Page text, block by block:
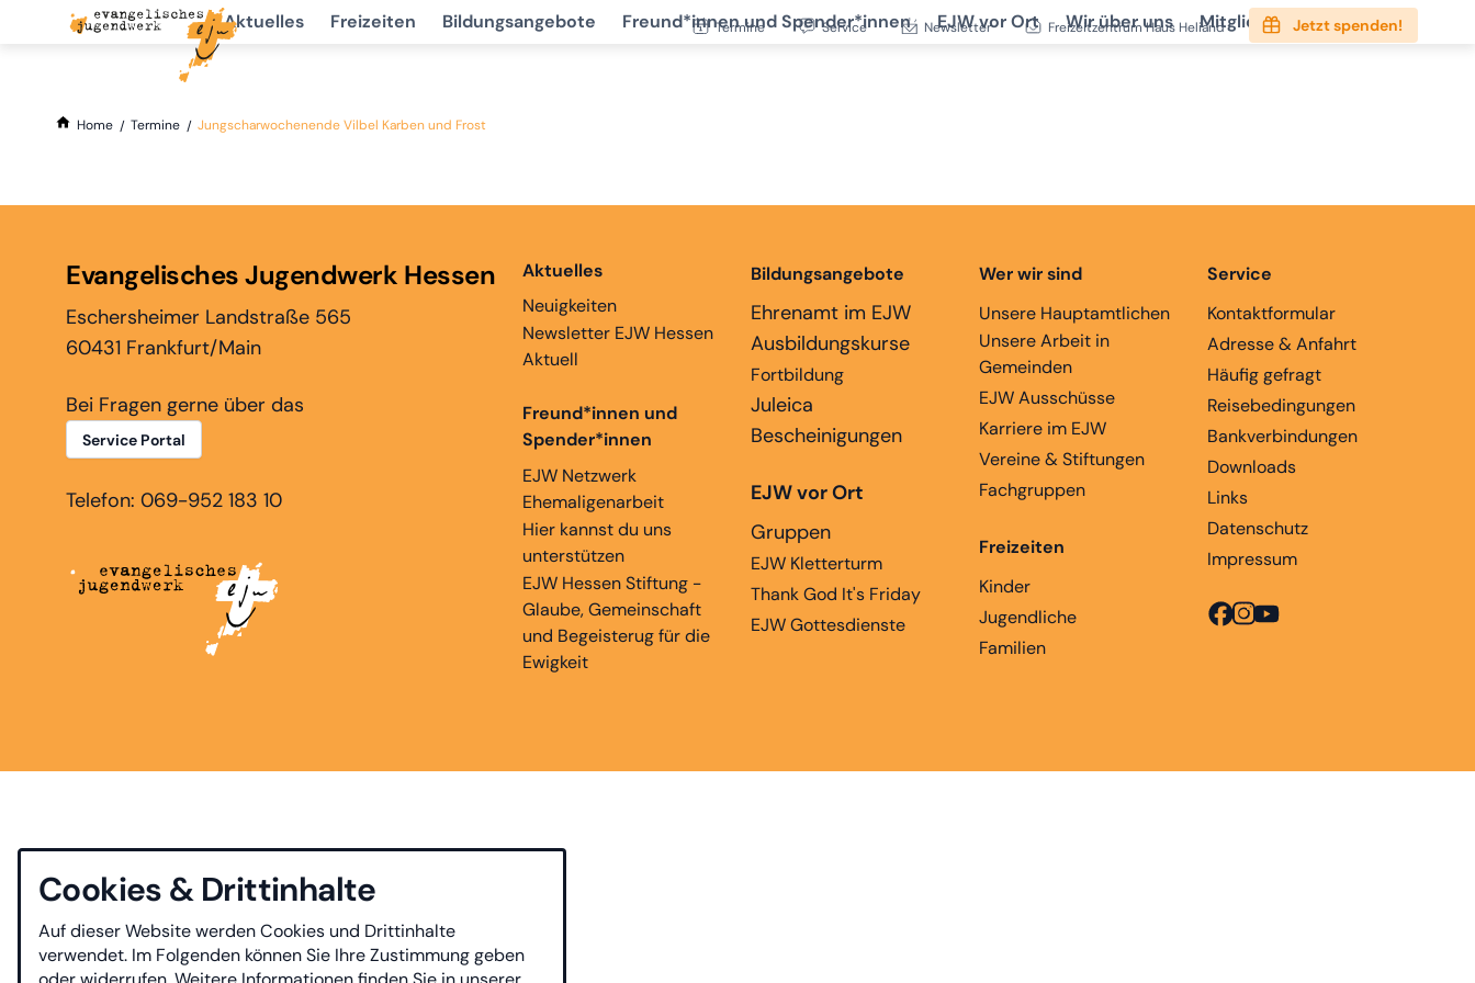
Termine Service Newsletter Freizeitzentrum Haus Heliand Jetzt spenden!
Aktuelles Freizeiten Bildungsangebote Freund*innen und Spender*innen EJW vor Ort Wir über uns Mitgliedschaft Service
Home Termine Jungscharwochenende Vilbel Karben und Frost
Evangelisches Jugendwerk Hessen
Eschersheimer Landstraße 565
60431 Frankfurt/Main
Bei Fragen gerne über das
Service Portal
Telefon: 069-952 183 10
Aktuelles
Neuigkeiten
Newsletter EJW Hessen
Aktuell
Freund*innen und
Spender*innen
EJW Netzwerk
Ehemaligenarbeit
Hier kannst du uns
unterstützen
EJW Hessen Stiftung -
Glaube, Gemeinschaft
und Begeisterug für die
Ewigkeit
Bildungsangebote
Ehrenamt im EJW
Ausbildungskurse
Fortbildung
Juleica
Bescheinigungen
EJW vor Ort
Gruppen
EJW Kletterturm
Thank God It's Friday
EJW Gottesdienste
Wer wir sind
Unsere Hauptamtlichen
Unsere Arbeit in
Gemeinden
EJW Ausschüsse
Karriere im EJW
Vereine & Stiftungen
Fachgruppen
Freizeiten
Kinder
Jugendliche
Familien
Service
Kontaktformular
Adresse & Anfahrt
Häufig gefragt
Reisebedingungen
Bankverbindungen
Downloads
Links
Datenschutz
Impressum
Cookies & Drittinhalte
Auf dieser Website werden Cookies und Drittinhalte
verwendet. Im Folgenden können Sie Ihre Zustimmung geben